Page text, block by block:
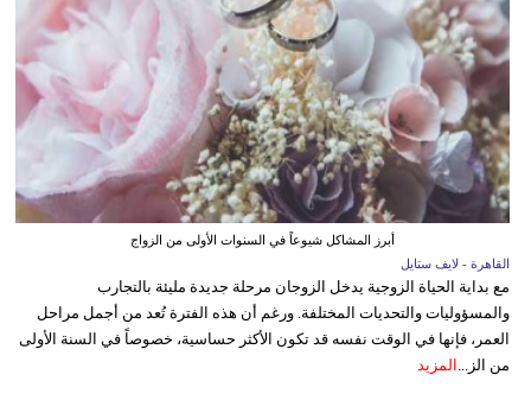
أبرز المشاكل شيوعاً في السنوات الأولى من الزواج
القاهرة - لايف ستايل
مع بداية الحياة الزوجية يدخل الزوجان مرحلة جديدة مليئة بالتجارب
والمسؤوليات والتحديات المختلفة. ورغم أن هذه الفترة تُعد من أجمل مراحل
العمر، فإنها في الوقت نفسه قد تكون الأكثر حساسية، خصوصاً في السنة الأولى
من الز...
المزيد